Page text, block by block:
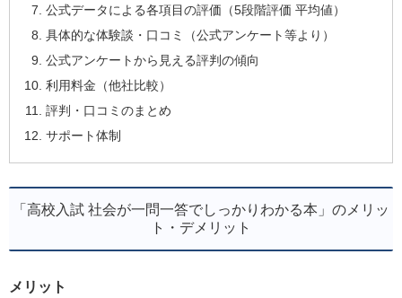
公式データによる各項目の評価（5段階評価 平均値）
具体的な体験談・口コミ（公式アンケート等より）
公式アンケートから見える評判の傾向
利用料金（他社比較）
評判・口コミのまとめ
サポート体制
「高校入試 社会が一問一答でしっかりわかる本」のメリッ
ト・デメリット
メリット